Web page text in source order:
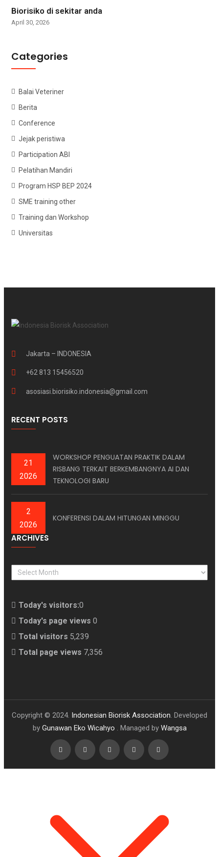
Biorisiko di sekitar anda
April 30, 2026
Categories
Balai Veteriner
Berita
Conference
Jejak peristiwa
Participation ABI
Pelatihan Mandiri
Program HSP BEP 2024
SME training other
Training dan Workshop
Universitas
Jakarta – INDONESIA
+62 813 15456520
asosiasi.biorisiko.indonesia@gmail.com
RECENT POSTS
21
2026
WORKSHOP PENGUATAN PRAKTIK DALAM
RISBANG TERKAIT BERKEMBANGNYA AI DAN
TEKNOLOGI BARU
2
2026
KONFERENSI DALAM HITUNGAN MINGGU
ARCHIVES
ARCHIVES
Today's visitors:0
Today's page views 0
Total visitors 5,239
Total page views 7,356
Copyright © 2024. Indonesian Biorisk Association. Developed
by Gunawan Eko Wicahyo . Managed by Wangsa